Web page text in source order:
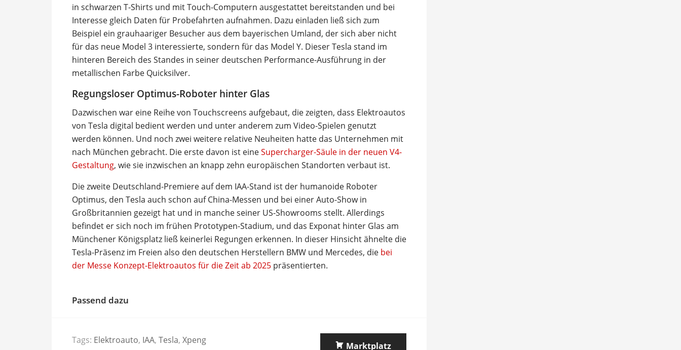
in schwarzen T-Shirts und mit Touch-Computern ausgestattet bereitstanden und bei
Interesse gleich Daten für Probefahrten aufnahmen. Dazu einladen ließ sich zum
Beispiel ein grauhaariger Besucher aus dem bayerischen Umland, der sich aber nicht
für das neue Model 3 interessierte, sondern für das Model Y. Dieser Tesla stand im
hinteren Bereich des Standes in seiner deutschen Performance-Ausführung in der
metallischen Farbe Quicksilver.
Regungsloser Optimus-Roboter hinter Glas
Dazwischen war eine Reihe von Touchscreens aufgebaut, die zeigten, dass Elektroautos
von Tesla digital bedient werden und unter anderem zum Video-Spielen genutzt
werden können. Und noch zwei weitere relative Neuheiten hatte das Unternehmen mit
nach München gebracht. Die erste davon ist eineSupercharger-Säule in der neuen V4-
Gestaltung, wie sie inzwischen an knapp zehn europäischen Standorten verbaut ist.
Die zweite Deutschland-Premiere auf dem IAA-Stand ist der humanoide Roboter
Optimus, den Tesla auch schon auf China-Messen und bei einer Auto-Show in
Großbritannien gezeigt hat und in manche seiner US-Showrooms stellt. Allerdings
befindet er sich noch im frühen Prototypen-Stadium, und das Exponat hinter Glas am
Münchener Königsplatz ließ keinerlei Regungen erkennen. In dieser Hinsicht ähnelte die
Tesla-Präsenz im Freien also den deutschen Herstellern BMW und Mercedes, die bei
der Messe Konzept-Elektroautos für die Zeit ab 2025 präsentierten.
Passend dazu
Tags: Elektroauto, IAA, Tesla, Xpeng
Marktplatz